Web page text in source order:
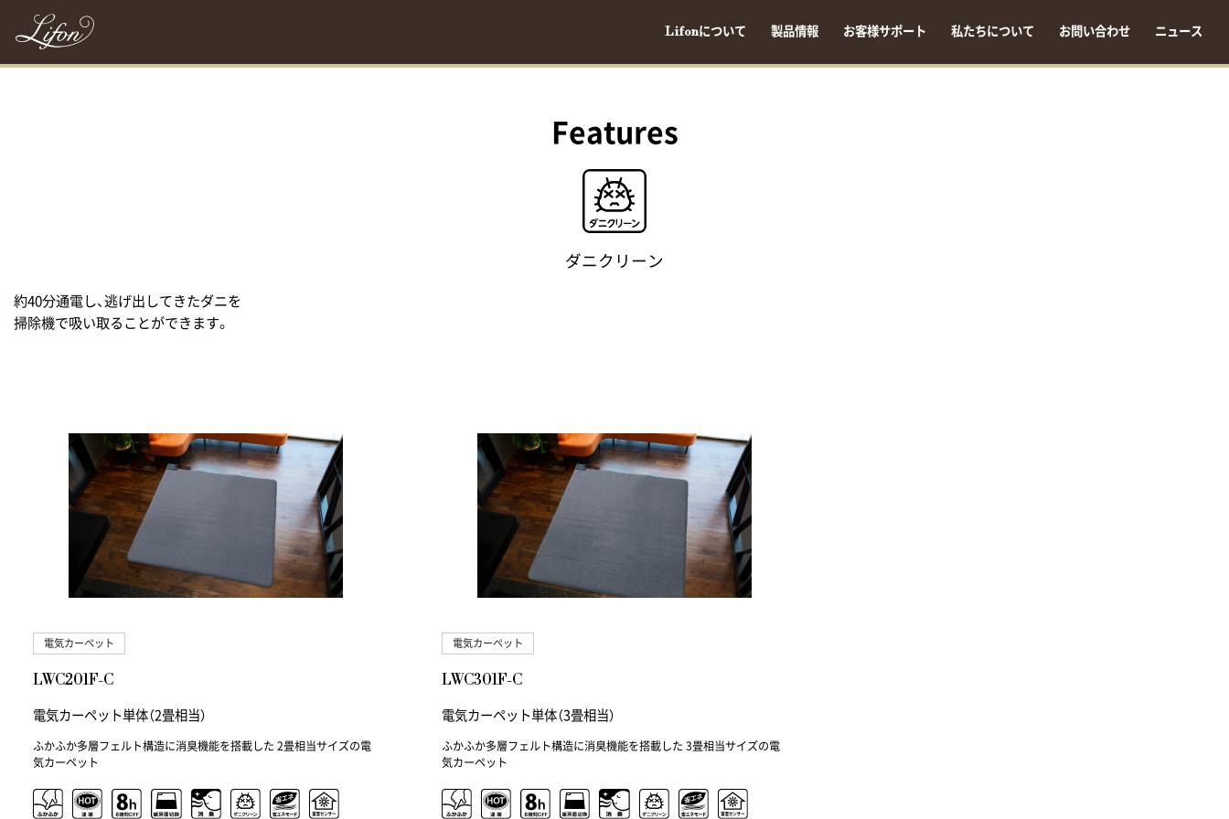
Lifonについて 製品情報 お客様サポート 私たちについて お問い合わせ ニュース
Features
ダニクリーン
約40分通電し、逃げ出してきたダニを
掃除機で吸い取ることができます。
電気カーペット
LWC201F-C
電気カーペット単体（2畳相当）
ふかふか多層フェルト構造に消臭機能を搭載した 2畳相当サイズの電
気カーペット
電気カーペット
LWC301F-C
電気カーペット単体（3畳相当）
ふかふか多層フェルト構造に消臭機能を搭載した 3畳相当サイズの電
気カーペット